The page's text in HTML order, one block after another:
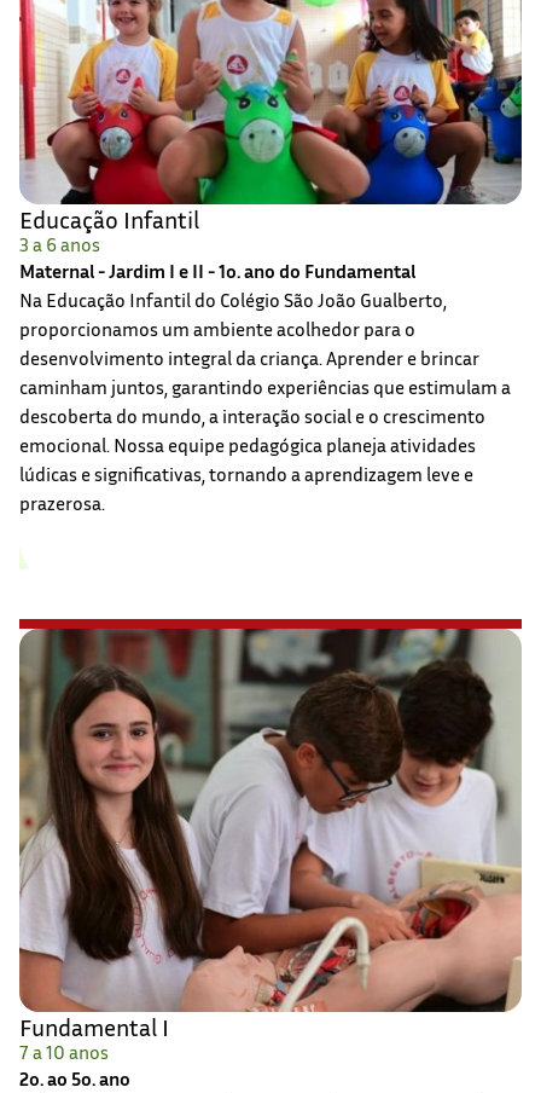
Educação Infantil
3 a 6 anos
Maternal - Jardim I e II - 1o. ano do Fundamental
Na Educação Infantil do Colégio São João Gualberto,
proporcionamos um ambiente acolhedor para o
desenvolvimento integral da criança. Aprender e brincar
caminham juntos, garantindo experiências que estimulam a
descoberta do mundo, a interação social e o crescimento
emocional. Nossa equipe pedagógica planeja atividades
lúdicas e significativas, tornando a aprendizagem leve e
prazerosa.
Fundamental I
7 a 10 anos
2o. ao 5o. ano